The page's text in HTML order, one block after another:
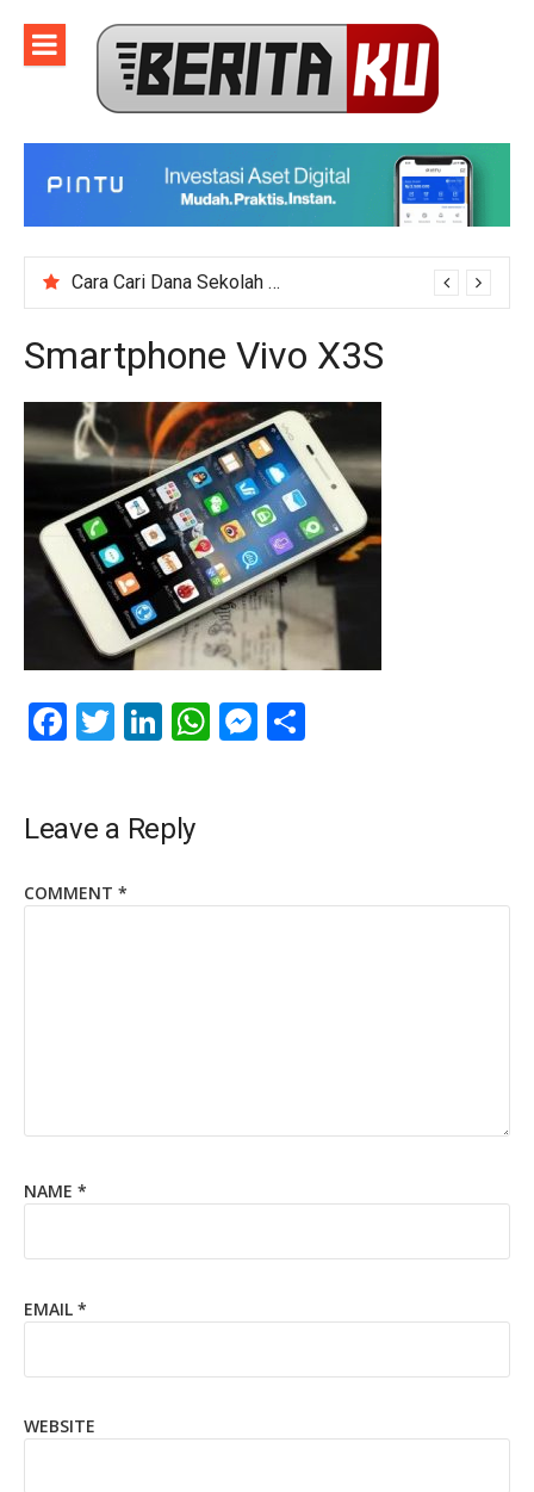
content
Cara Cari Dana Sekolah untuk Event Kegiatan Skala Besar
Smartphone Vivo X3S
Facebook
Twitter
LinkedIn
WhatsApp
Messenger
Leave a Reply
COMMENT *
NAME *
EMAIL *
WEBSITE